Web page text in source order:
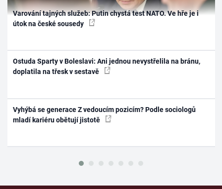
Varování tajných služeb: Putin chystá test NATO. Ve hře je i
útok na české sousedy
Ostuda Sparty v Boleslavi: Ani jednou nevystřelila na bránu,
doplatila na třesk v sestavě
Vyhýbá se generace Z vedoucím pozicím? Podle sociologů
mladí kariéru obětují jistotě